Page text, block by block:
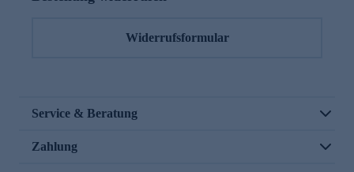
Widerrufsformular
Service & Beratung
Zahlung